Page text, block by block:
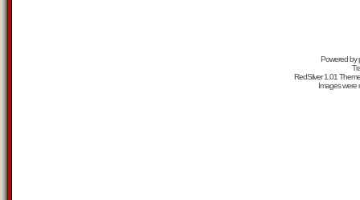
Powered by
RedSilver 1.01
Images were